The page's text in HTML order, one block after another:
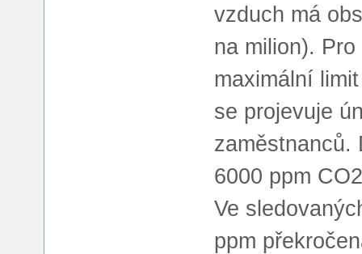
vzduch má
na milion).
maximální
se projevuje
zaměstnanců.
6000 ppm
Ve
ppm